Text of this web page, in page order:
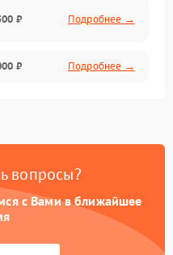
₽ Подробнее →
₽ Подробнее →
вопросы?
с Вами в ближайшее